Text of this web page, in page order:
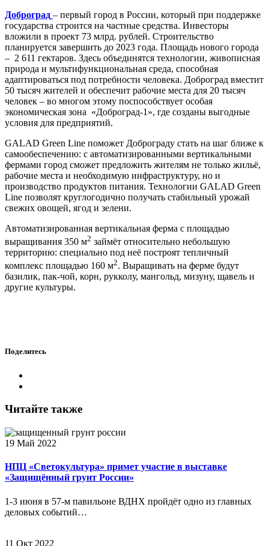
Доброград – первый город в России, который при поддержке
государства строится на частные средства. Инвесторы
вложили в проект 73 млрд. рублей. Строительство
планируется завершить до 2023 года. Площадь нового города
– 2 611 гектаров. Здесь объединятся технологии, живописная
природа и мультифункциональная среда, способная
адаптироваться под потребности человека. Доброград вместит
50 тысяч жителей и обеспечит рабочие места для 20 тысяч
человек – во многом этому поспособствует особая
экономическая зона «Доброград-1», где созданы выгодные
условия для предприятий.
GALAD Green Line поможет Доброграду стать на шаг ближе к
самообеспечению: с автоматизированными вертикальными
фермами город сможет предложить жителям не только жильё,
рабочие места и необходимую инфраструктуру, но и
производство продуктов питания. Технологии GALAD Green
Line позволят круглогодично получать стабильный урожай
свежих овощей, ягод и зелени.
Автоматизированная вертикальная ферма с площадью
выращивания 350 м2 займёт относительно небольшую
территорию: специально под неё построят тепличный
комплекс площадью 160 м2. Выращивать на ферме будут
базилик, пак-чой, корн, рукколу, мангольд, мизуну, щавель и
другие культуры.
Поделитесь
Читайте также
19 Май 2022
НПЦ «Светокультура» примет участие в выставке
«Защищённый грунт России»
1-3 июня в 57-м павильоне ВДНХ пройдёт одно из главных
деловых событий…
11 Окт 2022